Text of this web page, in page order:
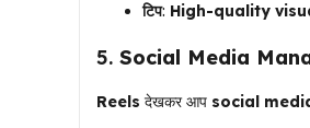
टिप: High-quality
5. Social Media
Reels देखकर आप social